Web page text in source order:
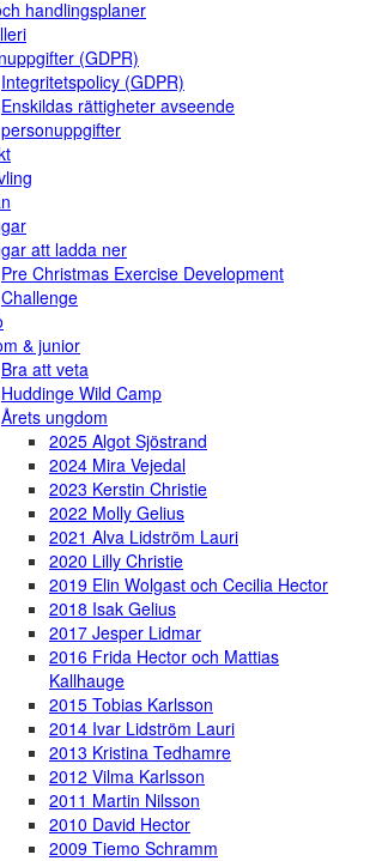
handlingsplaner
(GDPR)
Integritetspolicy (GDPR)
Enskildas rättigheter avseende
personuppgifter
att ladda ner
Pre Christmas Exercise Development
Challenge
& junior
Bra att veta
Huddinge Wild Camp
Årets ungdom
2025 Algot Sjöstrand
2024 Mira Vejedal
2023 Kerstin Christie
2022 Molly Gelius
2021 Alva Lidström Lauri
2020 Lilly Christie
2019 Elin Wolgast och Cecilia Hector
2018 Isak Gelius
2017 Jesper Lidmar
2016 Frida Hector och Mattias
Kallhauge
2015 Tobias Karlsson
2014 Ivar Lidström Lauri
2013 Kristina Tedhamre
2012 Vilma Karlsson
2011 Martin Nilsson
2010 David Hector
2009 Tiemo Schramm